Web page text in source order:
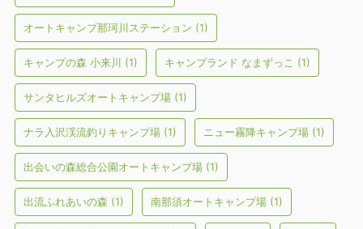
オートキャンプ那珂川ステーション (1)
キャンプの森 小来川 (1) キャンプランド なまずっこ (1)
サンタヒルズオートキャンプ場 (1)
ナラ入沢渓流釣りキャンプ場 (1) ニュー霧降キャンプ場 (1)
出会いの森総合公園オートキャンプ場 (1)
出流ふれあいの森 (1) 南那須オートキャンプ場 (1)